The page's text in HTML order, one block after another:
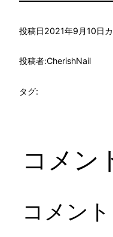
投稿日2021年9月10日
投稿者:CherishNail
タグ:
コメン
コメン